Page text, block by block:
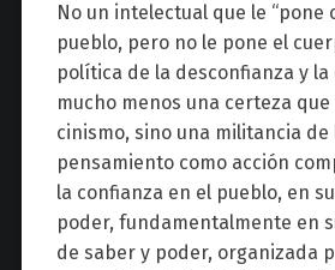
No un intelectual que le “pone
pueblo, pero no le pone el
política de la desconfianza y la
mucho menos una certeza que
cinismo, sino una militancia
pensamiento como acción
la confianza en el pueblo, en
poder, fundamentalmente en
de saber y poder, organizada